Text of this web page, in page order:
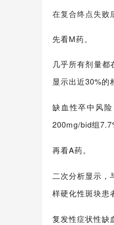
在复合终点失败
先看M药。
几乎所有剂量
显示出近30%的
缺血性卒中风
200mg/bid组
再看A药。
二次分析显示
样硬化性斑块患
复发性症状性缺